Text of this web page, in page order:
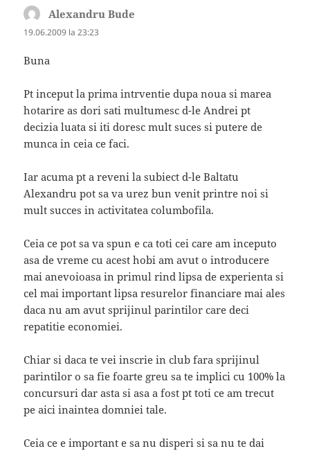
Alexandru Bude
19.06.2009 la 23:23
Buna
Pt inceput la prima intrventie dupa noua si marea
hotarire as dori sati multumesc d-le Andrei pt
decizia luata si iti doresc mult suces si putere de
munca in ceia ce faci.
Iar acuma pt a reveni la subiect d-le Baltatu
Alexandru pot sa va urez bun venit printre noi si
mult succes in activitatea columbofila.
Ceia ce pot sa va spun e ca toti cei care am inceputo
asa de vreme cu acest hobi am avut o introducere
mai anevoioasa in primul rind lipsa de experienta si
cel mai important lipsa resurelor financiare mai ales
daca nu am avut sprijinul parintilor care deci
repatitie economiei.
Chiar si daca te vei inscrie in club fara sprijinul
parintilor o sa fie foarte greu sa te implici cu 100% la
concursuri dar asta si asa a fost pt toti ce am trecut
pe aici inaintea domniei tale.
Ceia ce e important e sa nu disperi si sa nu te dai